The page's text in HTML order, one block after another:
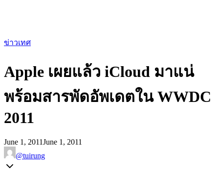
ข่าวเทศ
Apple เผยแล้ว iCloud มาแน่
พร้อมสารพัดอัพเดตใน WWDC
2011
June 1, 2011June 1, 2011
@tuirung